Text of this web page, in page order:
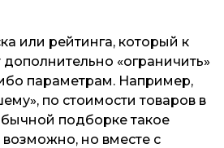
или рейтинга, который к
«ограничить»
параметрам. Например,
по стоимости товаров в
подборке такое
но вместе с